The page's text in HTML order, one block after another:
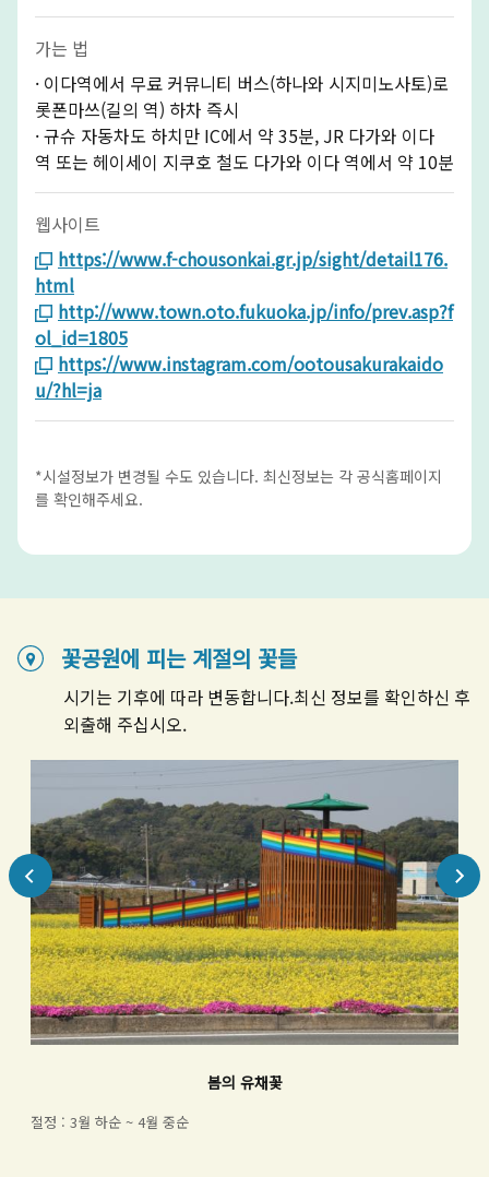
가는 법
· 이다역에서 무료 커뮤니티 버스(하나와 시지미노사토)로
롯폰마쓰(길의 역) 하차 즉시
· 규슈 자동차도 하치만 IC에서 약 35분, JR 다가와 이다
역 또는 헤이세이 지쿠호 철도 다가와 이다 역에서 약 10분
웹사이트
https://www.f-chousonkai.gr.jp/sight/detail176.
html
http://www.town.oto.fukuoka.jp/info/prev.asp?f
ol_id=1805
https://www.instagram.com/ootousakurakaido
u/?hl=ja
*시설정보가 변경될 수도 있습니다. 최신정보는 각 공식홈페이지
를 확인해주세요.
꽃공원에 피는 계절의 꽃들
시기는 기후에 따라 변동합니다.최신 정보를 확인하신 후
외출해 주십시오.
봄의 유채꽃
절정 : 3월 하순 ~ 4월 중순